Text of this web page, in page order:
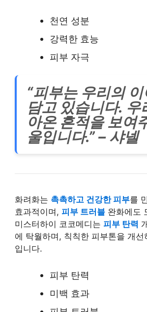
천연 성분
강력한 효능
피부 자극
“피부는 우리의
담고 있습니다. 우
아온 흔적을 보여
울입니다.” – 샤넬
화려화는 촉촉하고 건강한 피부를
효과적이며, 피부 트러블 완화에도
미스터하이 코코메디는 피부 탄력
에 탁월하며, 칙칙한 피부톤을 개선
입니다.
피부 탄력
미백 효과